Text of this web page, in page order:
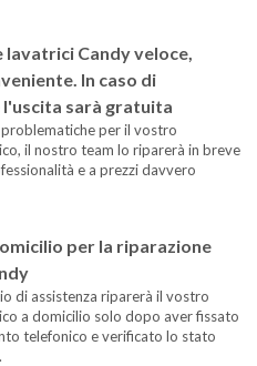
lavatrici Candy veloce,
In caso di
sarà gratuita
per il vostro
il nostro team lo riparerà in breve
e a prezzi davvero
per la riparazione
di assistenza riparerà il vostro
a domicilio solo dopo aver fissato
telefonico e verificato lo stato